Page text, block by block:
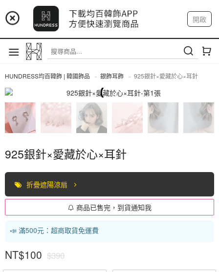
📢 市集預告：9/4-9/6 淡水捷運站
📢 市集預告：9/12-9/13 八里海巡基地
📢 市集預告：8/22-8/23 桃園青埔置地廣場
開啟
註冊 我的帳戶
HUNDRESS均百韓飾 | 韓國飾品 銀飾耳飾 925銀針×愛藏於心×耳針
全部商品
925銀針×愛藏於心×耳針
折疊遮陽涼扇
商品已售完，到貨通知我
📣 滿500元：超商取貨免運費
NT$100 $390